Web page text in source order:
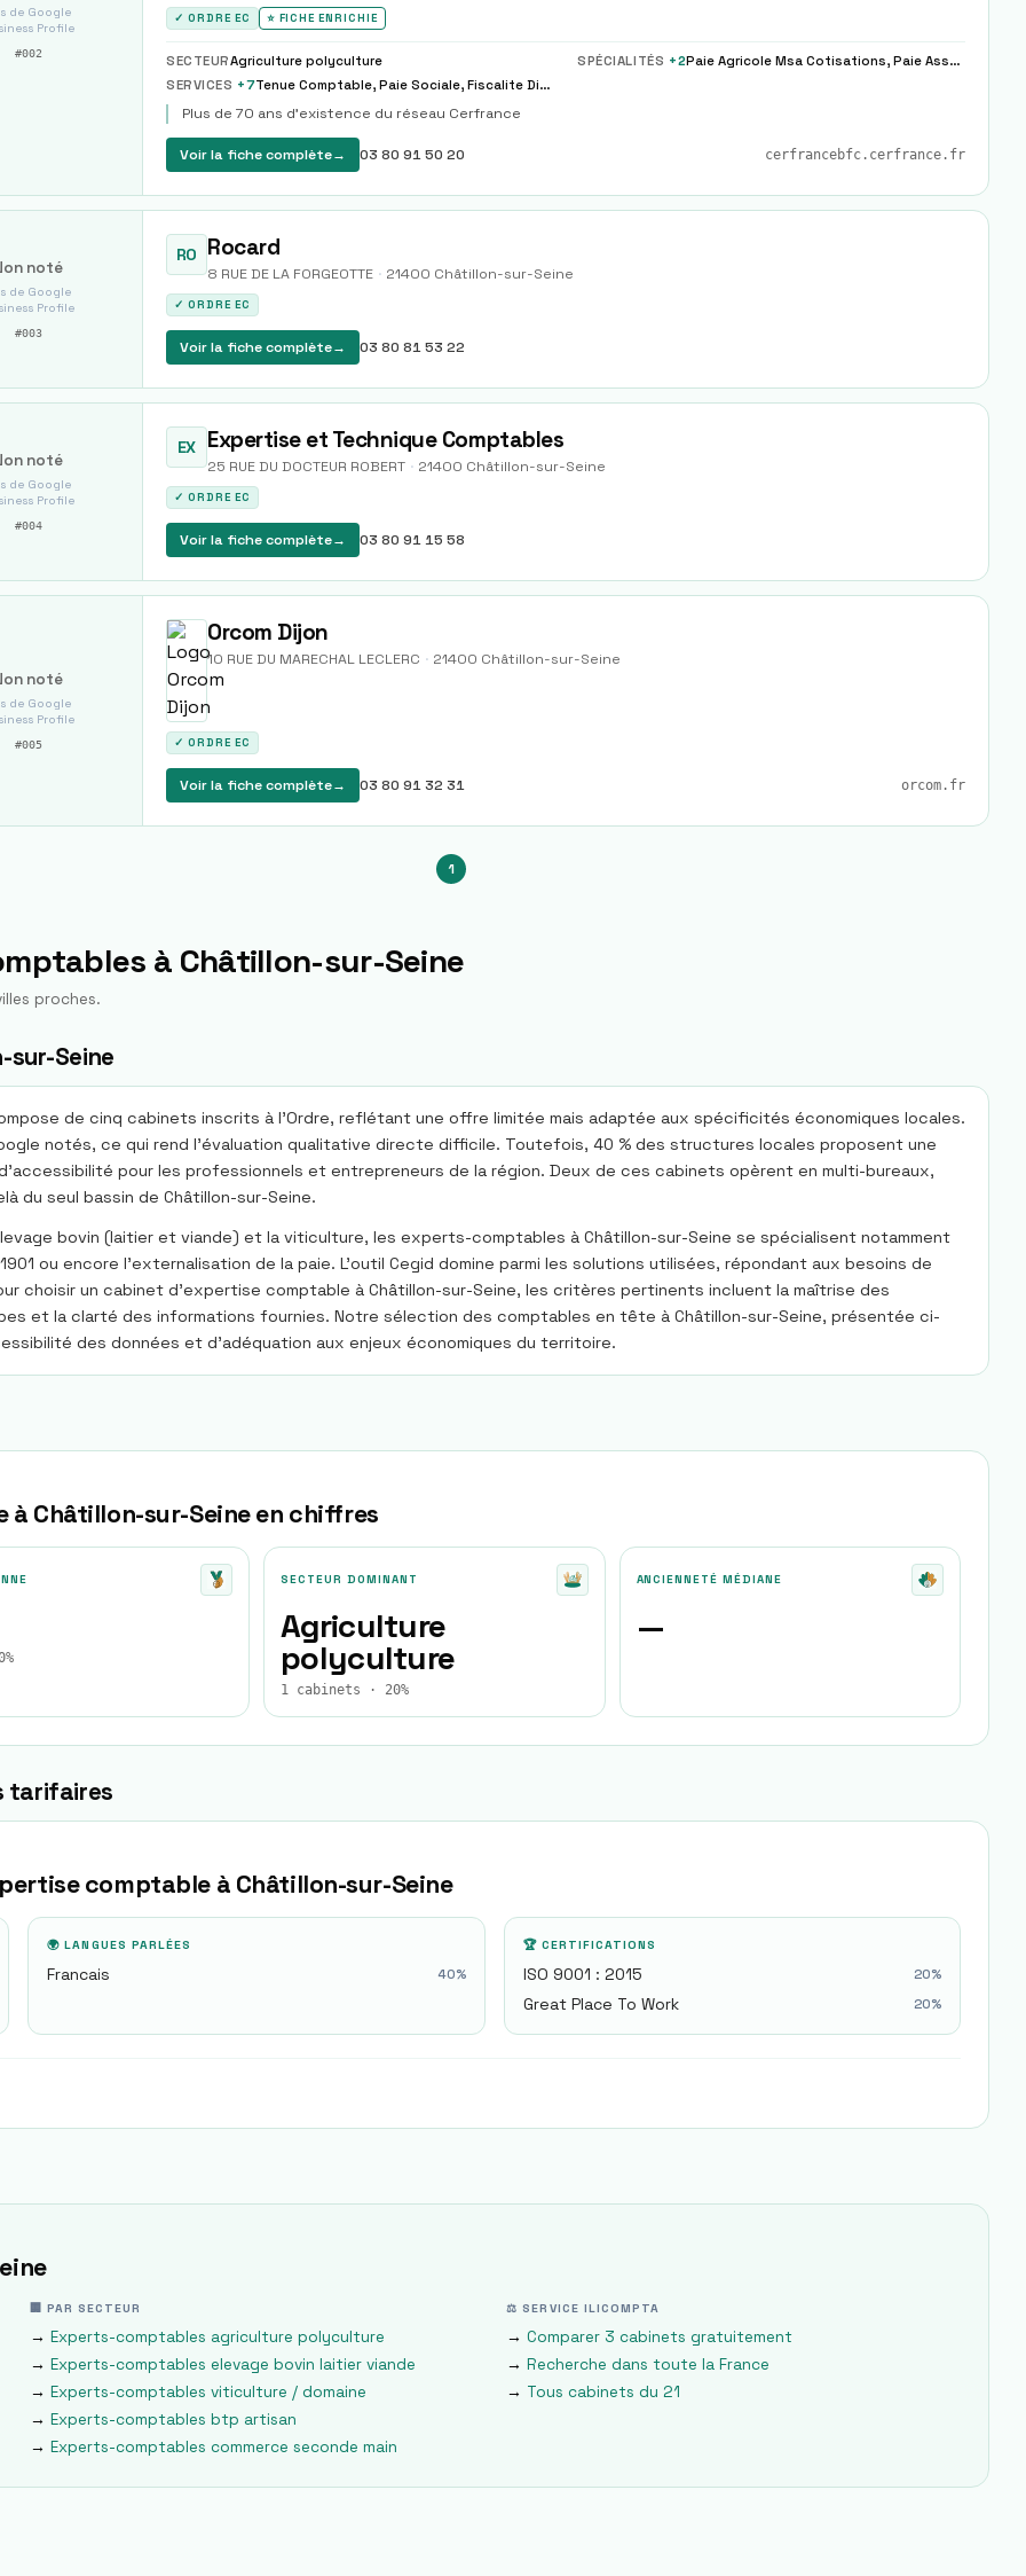
de Google
Profile
#002
✓ ORDRE EC ⭐ FICHE ENRICHIE
SECTEURAgriculture polyculture SPÉCIALITÉS +2
Paie Agricole Msa Cotisations, Paie Associations Loi 1901 Specifique
SERVICES +7 Tenue Comptable, Paie Sociale, Fiscalite Dirigeant
Plus de 70 ans d'existence du réseau Cerfrance
Voir la fiche complète→ 03 80 91 50 20 cerfrancebfc.cerfrance.fr
noté
de Google
Profile
#003
RO Rocard
8 RUE DE LA FORGEOTTE · 21400 Châtillon-sur-Seine
✓ ORDRE EC
Voir la fiche complète→ 03 80 81 53 22
noté
de Google
Profile
#004
EX Expertise et Technique Comptables
25 RUE DU DOCTEUR ROBERT · 21400 Châtillon-sur-Seine
✓ ORDRE EC
Voir la fiche complète→ 03 80 91 15 58
noté
de Google
Profile
#005
Orcom Dijon
10 RUE DU MARECHAL LECLERC · 21400 Châtillon-sur-Seine
✓ ORDRE EC
Voir la fiche complète→ 03 80 91 32 31 orcom.fr
1
à Châtillon-sur-Seine
proches.
sur-Seine
de cinq cabinets inscrits à l’Ordre, reflétant une offre limitée mais adaptée aux spécificités économiques locales.
notés, ce qui rend l’évaluation qualitative directe difficile. Toutefois, 40 % des structures locales proposent une
pour les professionnels et entrepreneurs de la région. Deux de ces cabinets opèrent en multi-bureaux,
du seul bassin de Châtillon-sur-Seine.
bovin (laitier et viande) et la viticulture, les experts-comptables à Châtillon-sur-Seine se spécialisent notamment
ou encore l’externalisation de la paie. L’outil Cegid domine parmi les solutions utilisées, répondant aux besoins de
choisir un cabinet d’expertise comptable à Châtillon-sur-Seine, les critères pertinents incluent la maîtrise des
et la clarté des informations fournies. Notre sélection des comptables en tête à Châtillon-sur-Seine, présentée ci-
des données et d’adéquation aux enjeux économiques du territoire.
à Châtillon-sur-Seineen chiffres
SECTEUR DOMINANT
Agriculture
polyculture
1 cabinets · 20%
ANCIENNETÉ MÉDIANE
—
tarifaires
comptable à Châtillon-sur-Seine
🌍 LANGUES PARLÉES
Francais 40%
🏆 CERTIFICATIONS
ISO 9001 : 2015 20%
Great Place To Work 20%
🏢 PAR SECTEUR
→ Experts-comptables agriculture polyculture
→ Experts-comptables elevage bovin laitier viande
→ Experts-comptables viticulture / domaine
→ Experts-comptables btp artisan
→ Experts-comptables commerce seconde main
⚖ SERVICE ILICOMPTA
→Comparer 3 cabinets gratuitement
→Recherche dans toute la France
→ Tous cabinets du21